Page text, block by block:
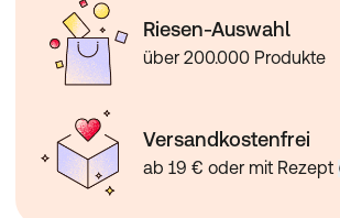
Riesen-Auswahl
über 200.000 Produkte
Versandkostenfrei
ab 19 € oder mit Rezept